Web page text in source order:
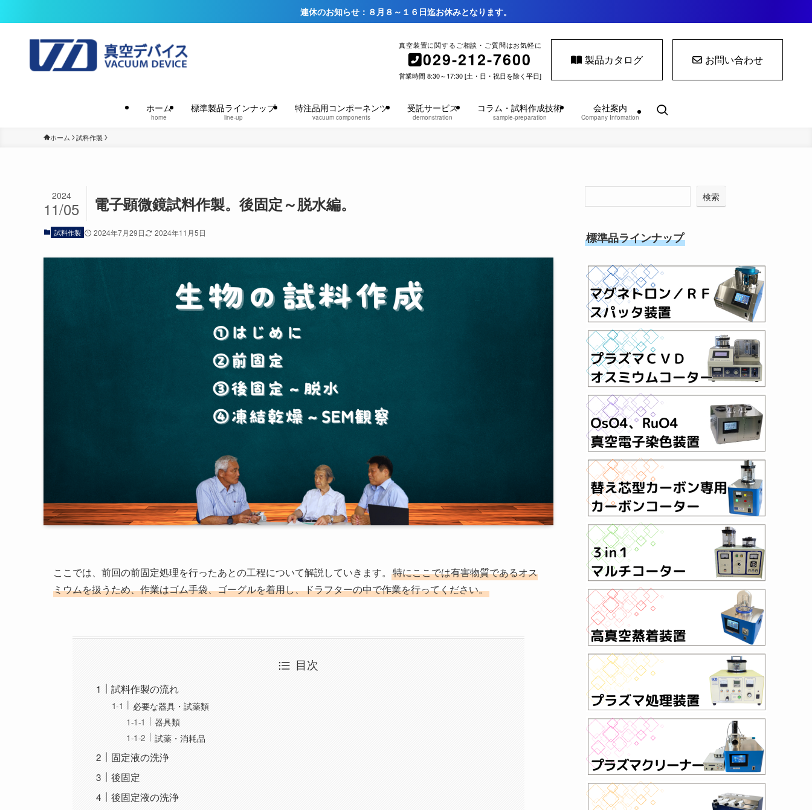
連休のお知らせ：８月８～１６日迄お休みとなります。
真空装置に関するご相談・ご質問はお気軽に
029-212-7600
営業時間 8:30～17:30 [土・日・祝日を除く平日]
製品カタログ お問い合わせ
ホーム
home
標準製品ラインナップ
line-up
特注品用コンポーネンツ
vacuum components
受託サービス
demonstration
コラム・試料作成技術
sample-preparation
会社案内
Company Infomation
ホーム 試料作製
電子顕微鏡試料作製。後固定～脱水編。
2024
11/05
試料作製 2024年7月29日 2024年11月5日
ここでは、前回の前固定処理を行ったあとの工程について解説していきます。 特にここでは有害物質であるオス
ミウムを扱うため、作業はゴム手袋、ゴーグルを着用し、ドラフターの中で作業を行ってください。
目次
試料作製の流れ
必要な器具・試薬類
器具類
試薬・消耗品
固定液の洗浄
後固定
後固定液の洗浄
検索
標準品ラインナップ